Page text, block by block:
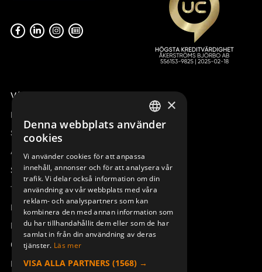
FRONT S-800 M4 TL STD.
948106-001
Våra radiostyrningar – översikt
Remotus
Sesam
Access_Ctrl
Support
Teknisk support
Boka service
Manualer och videoinstruktioner
Om Åkerströms
Kontakt
SWEDISH
DEUTSCH
×
Denna webbplats använder
cookies
Vi använder cookies för att anpassa
innehåll, annonser och för att analysera vår
trafik. Vi delar också information om din
användning av vår webbplats med våra
reklam- och analyspartners som kan
kombinera den med annan information som
du har tillhandahållit dem eller som de har
samlat in från din användning av deras
tjänster. Läs mer
VISA ALLA PARTNERS (1568) →